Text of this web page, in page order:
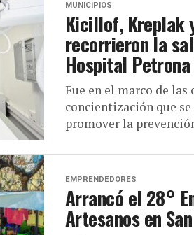
MUNICIPIOS
Kicillof, Kreplak
recorrieron la
Hospital Petrona
Fue en el marco de las
concientización que
promover la
EMPRENDEDORES
Arrancó el 28°
Artesanos en